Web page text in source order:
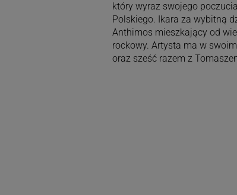
który wyraz swojego
Polskiego. Ikara za wybitną
Anthimos mieszkający od
rockowy. Artysta ma w
oraz sześć razem z